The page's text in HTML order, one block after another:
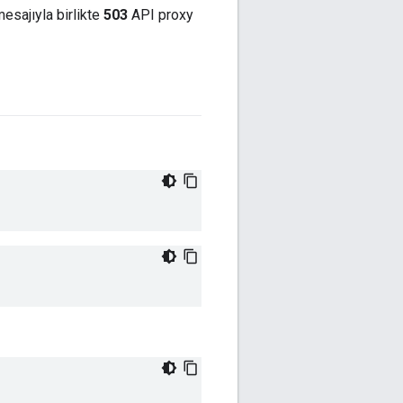
birlikte 503 API proxy